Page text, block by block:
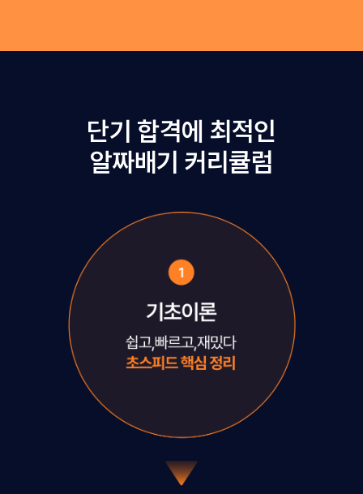
단기 합격에 최적인
알짜배기 커리큘럼